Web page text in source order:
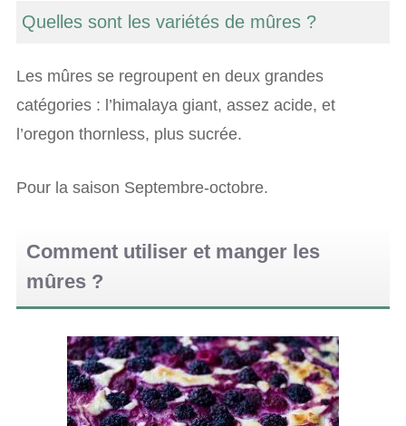
Quelles sont les variétés de mûres ?
Les mûres se regroupent en deux grandes
catégories : l’himalaya giant, assez acide, et
l’oregon thornless, plus sucrée.
Pour la saison Septembre-octobre.
Comment utiliser et manger les
mûres ?